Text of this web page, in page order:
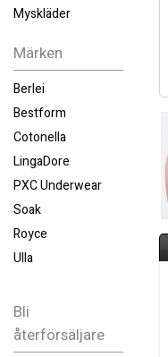
Myskläder
Märken
Berlei
Bestform
Cotonella
LingaDore
PXC Underwear
Soak
Royce
Ulla
Bli
återförsäljare